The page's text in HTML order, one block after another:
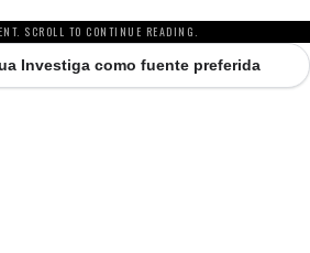
SCROLL TO CONTINUE READING.
Investiga como fuente preferida